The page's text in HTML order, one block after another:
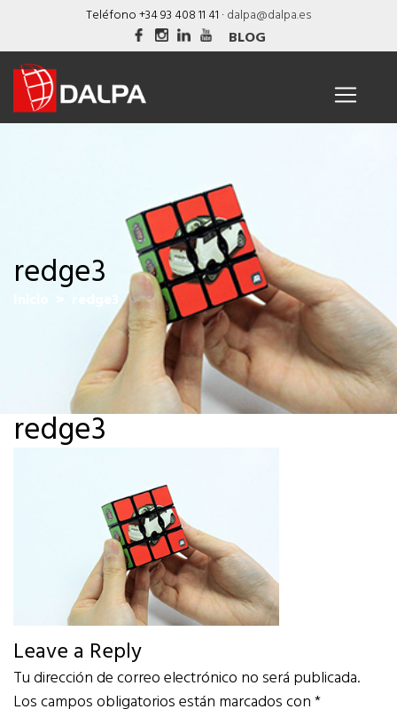
content
Teléfono +34 93 408 11 41 · dalpa@dalpa.es
BLOG
redge3
> redge3
redge3
Leave a Reply
Tu dirección de correo electrónico no será publicada.
Los campos obligatorios están marcados con*